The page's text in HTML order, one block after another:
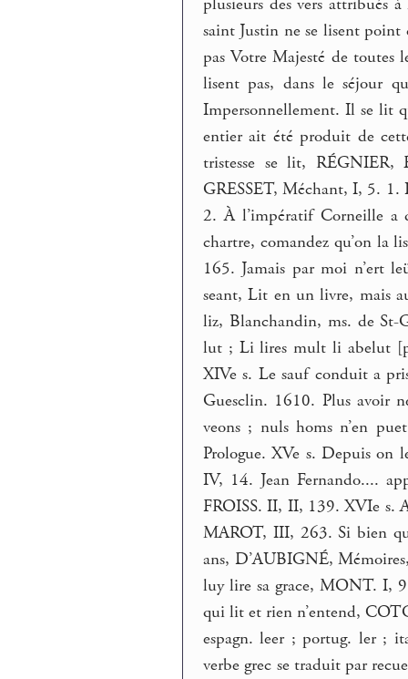
saint Justin ne se lisent
pas Votre Majesté de toutes
lisent pas, dans le séjour
Impersonnellement. Il se lit
entier ait été produit de
tristesse se lit, RÉGNIER,
GRESSET, Méchant, I, 5. 1.
2. À l’impératif Corneille a
chartre, comandez qu’on la
165. Jamais par moi n’ert
seant, Lit en un livre, mais
liz, Blanchandin, ms. de
lut ; Li lires mult li abelut
XIVe s. Le sauf conduit a
Guesclin. 1610. Plus avoir
veons ; nuls homs n’en
Prologue. XVe s. Depuis on
IV, 14. Jean Fernando....
FROISS. II, II, 139. XVIe s.
MAROT, III, 263. Si bien
ans, D’AUBIGNÉ,
luy lire sa grace, MONT. I,
qui lit et rien n’entend,
espagn. leer ; portug. ler ;
verbe grec se traduit par